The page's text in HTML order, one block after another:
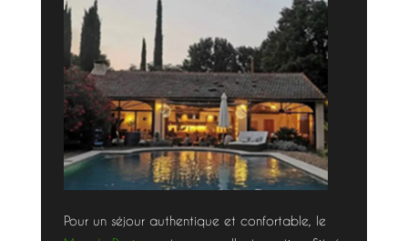
Pour un séjour authentique et confortable, le